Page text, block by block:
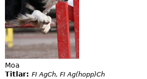
Moa
Titlar: FI AgCh, FI Ag(hopp)Ch